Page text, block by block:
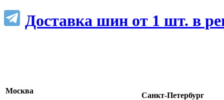
Доставка шин от 1 шт. в
Москва
Санкт-Петербург